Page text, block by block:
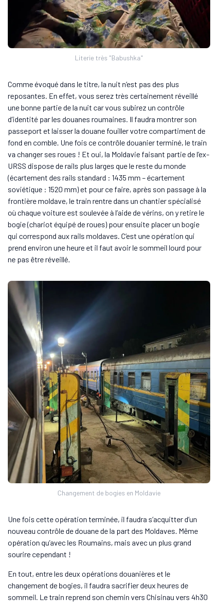
Literie très "Babushka"
Comme évoqué dans le titre, la nuit n’est pas des plus
reposantes. En effet, vous serez très certainement réveillé
une bonne partie de la nuit car vous subirez un contrôle
d’identité par les douanes roumaines. Il faudra montrer son
passeport et laisser la douane fouiller votre compartiment de
fond en comble. Une fois ce contrôle douanier terminé, le train
va changer ses roues ! Et oui, la Moldavie faisant partie de l’ex-
URSS dispose de rails plus larges que le reste du monde
(écartement des rails standard : 1435 mm – écartement
soviétique : 1520 mm) et pour ce faire, après son passage à la
frontière moldave, le train rentre dans un chantier spécialisé
où chaque voiture est soulevée à l’aide de vérins, on y retire le
bogie (chariot équipé de roues) pour ensuite placer un bogie
qui correspond aux rails moldaves. C’est une opération qui
prend environ une heure et il faut avoir le sommeil lourd pour
ne pas être réveillé.
Changement de bogies en Moldavie
Une fois cette opération terminée, il faudra s’acquitter d’un
nouveau contrôle de douane de la part des Moldaves. Même
opération qu’avec les Roumains, mais avec un plus grand
sourire cependant !
En tout, entre les deux opérations douanières et le
changement de bogies, il faudra sacrifier deux heures de
sommeil. Le train reprend son chemin vers Chisinau vers 4h30